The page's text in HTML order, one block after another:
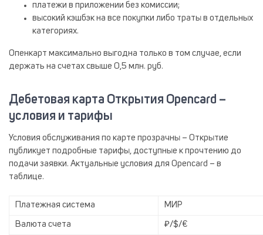
платежи в приложении без комиссии;
высокий кэшбэк на все покупки либо траты в отдельных
категориях.
Опенкарт максимально выгодна только в том случае, если
держать на счетах свыше 0,5 млн. руб.
Дебетовая карта Открытия Opencard –
условия и тарифы
Условия обслуживания по карте прозрачны – Открытие
публикует подробные тарифы, доступные к прочтению до
подачи заявки. Актуальные условия для Opencard – в
таблице.
Платежная система МИР
Валюта счета ₽/$/€